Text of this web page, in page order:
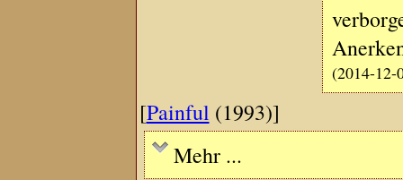
(2014-12-
[Painful (1993)]
Mehr ...